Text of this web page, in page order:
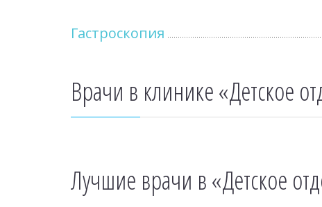
Гастроскопия
Врачи в клинике «Детское
Лучшие врачи в «Детское